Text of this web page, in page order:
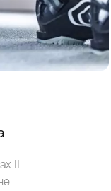
II